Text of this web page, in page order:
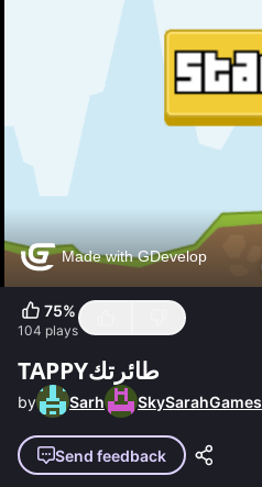
75%
104 plays
TAPPYطائرتك
by Sarh SkySarahGames
Send feedback